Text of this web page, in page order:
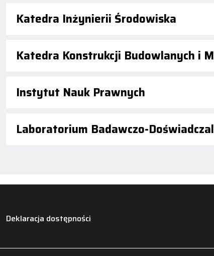
Katedra Inżynierii Środowiska
Katedra Konstrukcji Budowlanych i
Instytut Nauk Prawnych
Laboratorium Badawczo-
Deklaracja dostępności